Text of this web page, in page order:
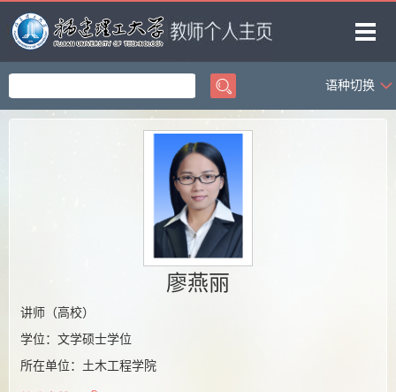
首页
语种切换
廖燕丽
讲师（高校）
学位：文学硕士学位
所在单位：土木工程学院